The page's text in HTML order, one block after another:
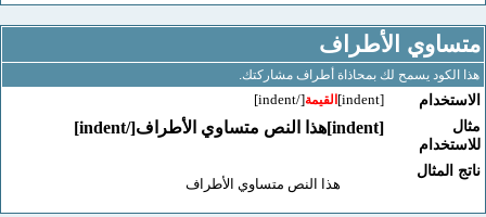
الأطراف
يسمح لك بمحاذاة أطراف مشاركتك.
[indent] القيمة[/indent]
هذا النص متساوي الأطراف